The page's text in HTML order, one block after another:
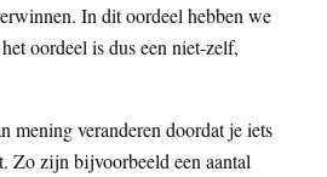
In dit oordeel hebben we
oordeel is dus een niet-zelf,
mening veranderen doordat je iets
Zo zijn bijvoorbeeld een aantal